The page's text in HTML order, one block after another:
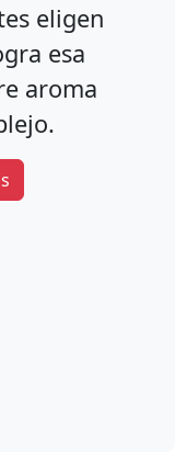
eligen
esa
aroma